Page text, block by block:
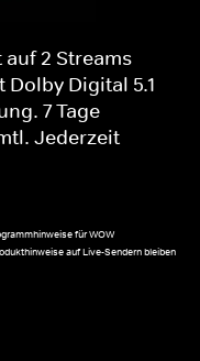
2 Streams
Digital 5.1
7 Tage
Jederzeit
für WOW
auf Live-Sendern bleiben